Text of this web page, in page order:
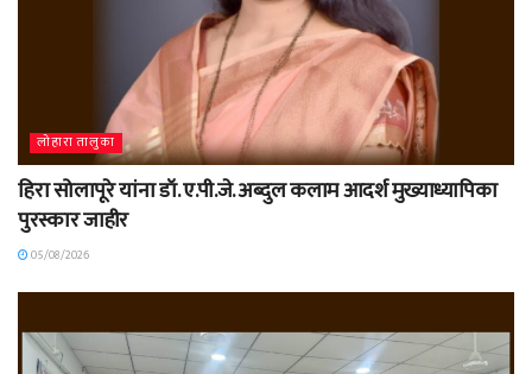
लोहारा तालुका
हिरा सोलापूरे यांना डॉ. ए.पी.जे. अब्दुल कलाम आदर्श मुख्याध्यापिका
पुरस्कार जाहीर
05/08/2026